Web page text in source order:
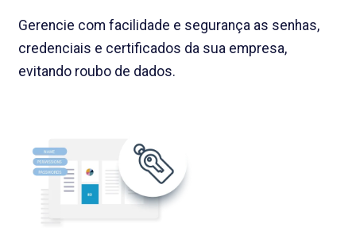
Gerencie com facilidade e segurança as senhas,
credenciais e certificados da sua empresa,
evitando roubo de dados.